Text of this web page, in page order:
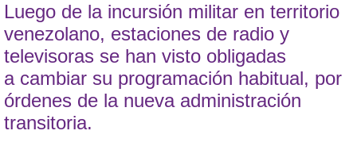
Luego de la incursión militar en territorio
venezolano, estaciones de radio y
televisoras se han visto obligadas
a cambiar su programación habitual, por
órdenes de la nueva administración
transitoria.